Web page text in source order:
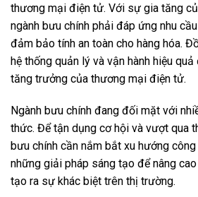
thương mại điện tử. Với sự gia tăng
ngành bưu chính phải đáp ứng nhu
đảm bảo tính an toàn cho hàng hóa.
hệ thống quản lý và vận hành hiệu
tăng trưởng của thương mại điện tử.
Ngành bưu chính đang đối mặt với
thức. Để tận dụng cơ hội và vượt qua
bưu chính cần nắm bắt xu hướng
những giải pháp sáng tạo để nâng
tạo ra sự khác biệt trên thị trường.